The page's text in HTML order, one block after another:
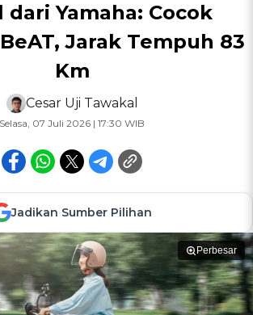
dari Yamaha: Cocok
Jarak Tempuh 83
Km
Cesar Uji Tawakal
Selasa, 07 Juli 2026 | 17:30 WIB
Jadikan Sumber Pilihan
Perbesar